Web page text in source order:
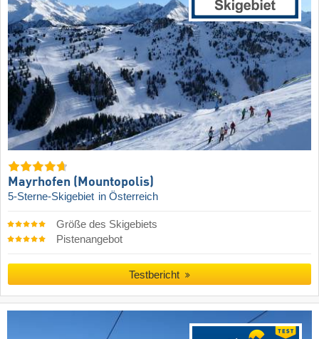
Mayrhofen (Mountopolis)
5-Sterne-Skigebiet in Österreich
Größe des Skigebiets
Pistenangebot
Testbericht